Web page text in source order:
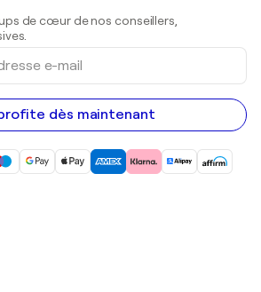
de cœur de nos conseillers,
dès maintenant